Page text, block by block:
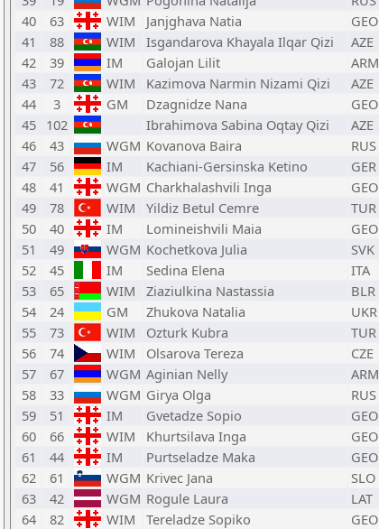
40
63 WIM Janjghava Natia GEO
41
88 WIM Isgandarova Khayala Ilqar Qizi AZE
42
39 IM Galojan Lilit ARM
43
72 WIM Kazimova Narmin Nizami Qizi AZE
44
3 GM Dzagnidze Nana GEO
45 102 Ibrahimova Sabina Oqtay Qizi AZE
46
43 WGM Kovanova Baira RUS
47
56 IM Kachiani-Gersinska Ketino GER
48
41 WGM Charkhalashvili Inga GEO
49
78 WIM Yildiz Betul Cemre TUR
50
40 IM Lomineishvili Maia GEO
51
49 WGM Kochetkova Julia SVK
52
45 IM Sedina Elena ITA
53
65 WIM Ziaziulkina Nastassia BLR
54
24 GM Zhukova Natalia UKR
55
73 WIM Ozturk Kubra TUR
56
74 WIM Olsarova Tereza CZE
57
67 WGM Aginian Nelly ARM
58
33 WGM Girya Olga RUS
59
51 IM Gvetadze Sopio GEO
60
66 WIM Khurtsilava Inga GEO
61
44 IM Purtseladze Maka GEO
62
61 WGM Krivec Jana SLO
63
42 WGM Rogule Laura LAT
64
82 WIM Tereladze Sopiko GEO